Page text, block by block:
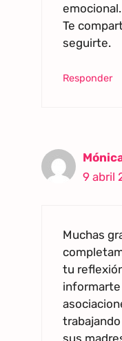
emocional.
Te
seguirte.
Responder
9 abril
Muchas
tu
informarte
sus